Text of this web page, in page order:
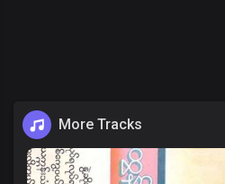
More Tracks